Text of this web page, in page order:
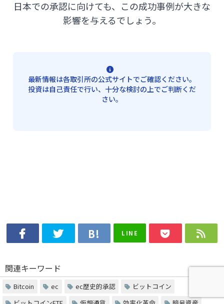
日本での承認に向けても、この成功事例が大きな
影響を与えるでしょう。
最新情報は各取引所の公式サイトでご確認ください。
投資は自己責任で行い、十分な検討の上でご判断くだ
さい。
LINE
関連キーワード
Bitcoin ec ec歴史的承認
ビットコイン